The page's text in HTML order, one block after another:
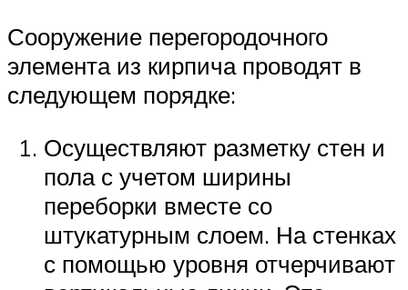
Сооружение перегородочного
элемента из кирпича проводят в
следующем порядке:
Осуществляют разметку стен и
пола с учетом ширины
переборки вместе со
штукатурным слоем. На стенках
с помощью уровня отчерчивают